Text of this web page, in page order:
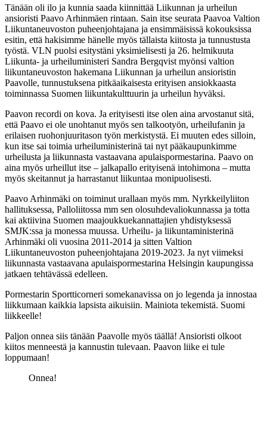
Tänään oli ilo ja kunnia saada kiinnittää Liikunnan ja urheilun
ansioristi Paavo Arhinmäen rintaan. Sain itse seurata Paavoa Valtion
Liikuntaneuvoston puheenjohtajana ja ensimmäisissä kokouksissa
esitin, että hakisimme hänelle myös tällaista kiitosta ja tunnustusta
työstä. VLN puolsi esitystäni yksimielisesti ja 26. helmikuuta
Liikunta- ja urheiluministeri Sandra Bergqvist myönsi valtion
liikuntaneuvoston hakemana Liikunnan ja urheilun ansioristin
Paavolle, tunnustuksena pitkäaikaisesta erityisen ansiokkaasta
toiminnassa Suomen liikuntakulttuurin ja urheilun hyväksi.
Paavon recordi on kova. Ja erityisesti itse olen aina arvostanut sitä,
että Paavo ei ole unohtanut myös sen talkootyön, urheilufanin ja
erilaisen ruohonjuuritason työn merkistystä. Ei muuten edes silloin,
kun itse sai toimia urheiluministerinä tai nyt pääkaupunkimme
urheilusta ja liikunnasta vastaavana apulaispormestarina. Paavo on
aina myös urheillut itse – jalkapallo erityisenä intohimona – mutta
myös skeitannut ja harrastanut liikuntaa monipuolisesti.
Paavo Arhinmäki on toiminut urallaan myös mm. Nyrkkeilyliiton
hallituksessa, Palloliitossa mm sen olosuhdevaliokunnassa ja totta
kai aktiivina Suomen maajoukkuekannattajien yhdistyksessä
SMJK:ssa ja monessa muussa. Urheilu- ja liikuntaministerinä
Arhinmäki oli vuosina 2011-2014 ja sitten Valtion
Liikuntaneuvoston puheenjohtajana 2019-2023. Ja nyt viimeksi
liikunnasta vastaavana apulaispormestarina Helsingin kaupungissa
jatkaen tehtävässä edelleen.
Pormestarin Sportticorneri somekanavissa on jo legenda ja innostaa
liikkumaan kaikkia lapsista aikuisiin. Mainiota tekemistä. Suomi
liikkeelle!
Paljon onnea siis tänään Paavolle myös täällä! Ansioristi olkoot
kiitos menneestä ja kannustin tulevaan. Paavon liike ei tule
loppumaan!
Onnea!